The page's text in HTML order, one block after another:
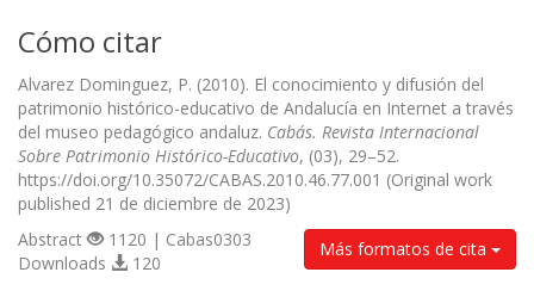
Cómo citar
Alvarez Dominguez, P. (2010). El conocimiento y difusión del
patrimonio histórico-educativo de Andalucía en Internet a través
del museo pedagógico andaluz. Cabás. Revista Internacional
Sobre Patrimonio Histórico-Educativo, (03), 29–52.
https://doi.org/10.35072/CABAS.2010.46.77.001 (Original work
published 21 de diciembre de 2023)
Más formatos de cita
Abstract
1120 | Cabas0303
Downloads
120